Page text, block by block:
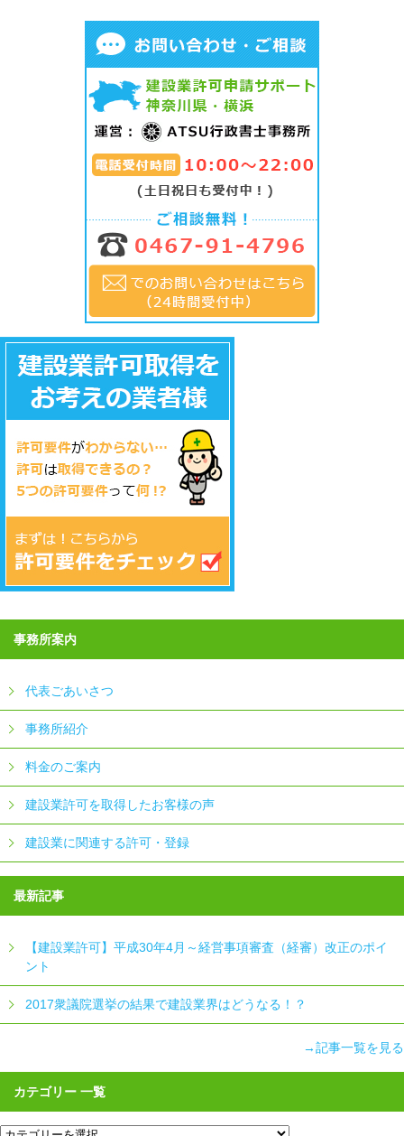
事務所案内
代表ごあいさつ
事務所紹介
料金のご案内
建設業許可を取得したお客様の声
建設業に関連する許可・登録
最新記事
【建設業許可】平成30年4月～経営事項審査（経審）改正のポイ
ント
2017衆議院選挙の結果で建設業界はどうなる！？
→記事一覧を見る
カテゴリー 一覧
カ